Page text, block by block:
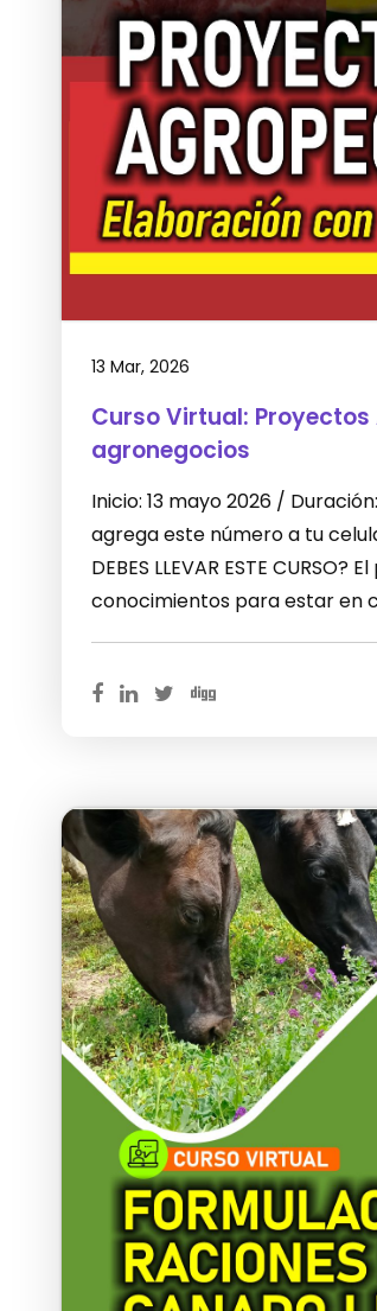
13 Mar, 2026
Curso Virtual:
agronegocios
Inicio: 13 mayo 2026 / Duración:
agrega este número a tu
DEBES LLEVAR ESTE
conocimientos para estar en